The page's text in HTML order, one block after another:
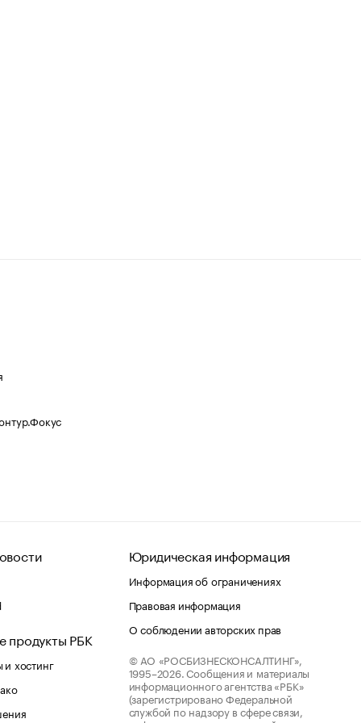
продукты РБК
хостинг
Юридическая информация
Информация об ограничениях
Правовая информация
О соблюдении авторских прав
© АО «РОСБИЗНЕСКОНСАЛТИНГ»,
1995–2026. Сообщения и материалы
информационного агентства «РБК»
(зарегистрировано Федеральной
службой по надзору в сфере связи,